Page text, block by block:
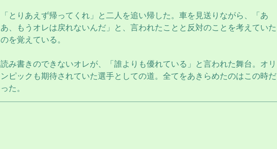
「とりあえず帰ってくれ」と二人を追い帰した。車を見送りながら、「あ
あ、もうオレは戻れないんだ」と、言われたことと反対のことを考えていた
のを覚えている。
読み書きのできないオレが、「誰よりも優れている」と言われた舞台。オリ
ンピックも期待されていた選手としての道。全てをあきらめたのはこの時だ
った。